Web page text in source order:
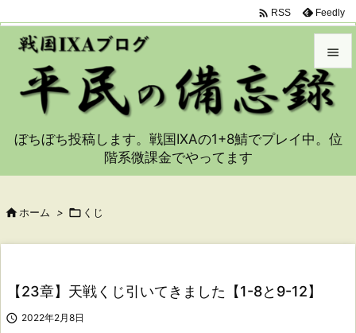


メニュ
サイド
 RSS Feedly
ぼちぼち投稿します。戦国IXAの1+8鯖でプレイ中。位
階系微課金でやってます
 ホーム >  くじ
【23章】天戦くじ引いてきました【1-8と9-12】
 2022年2月8日